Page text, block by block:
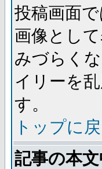
投稿画面
画像とし
みづらく
イリーを
す。
トップに
記事の本